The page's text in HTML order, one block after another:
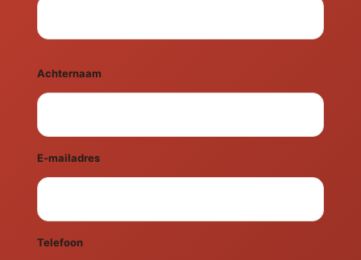
Achternaam
E-mailadres
Telefoon